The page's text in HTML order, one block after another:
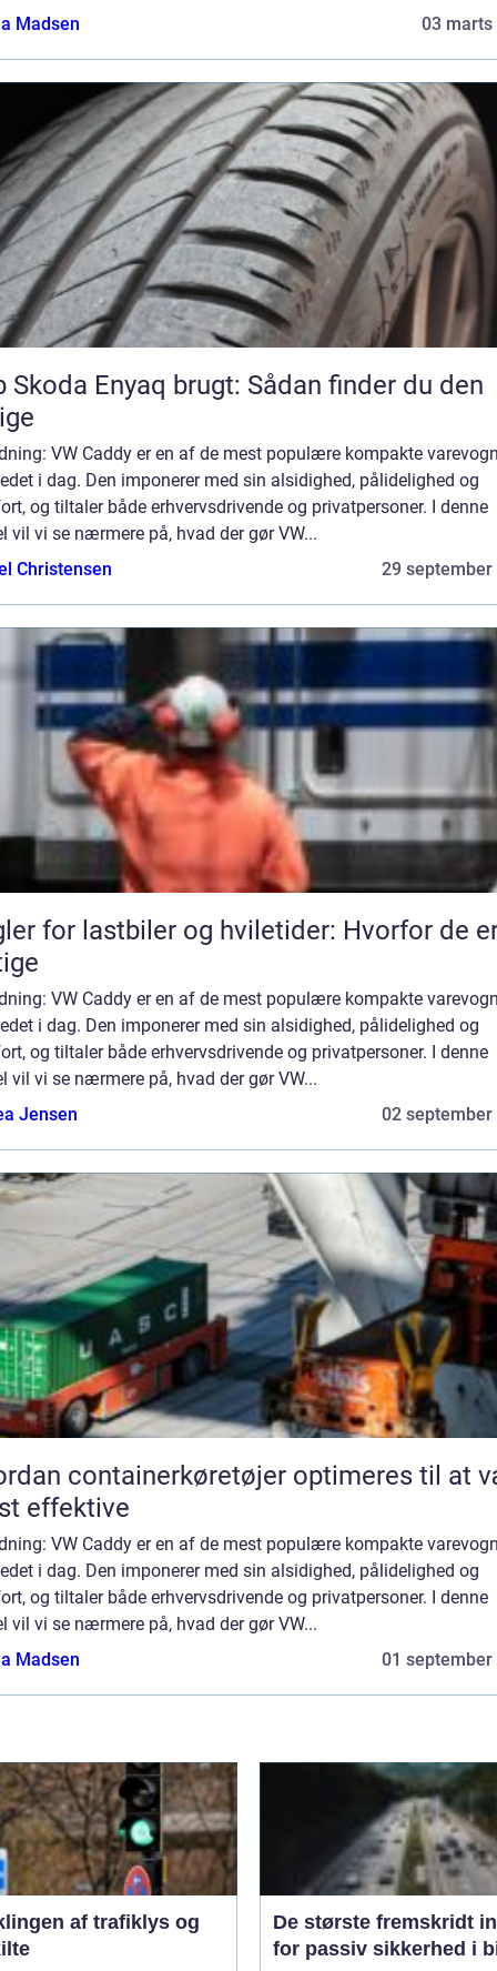
Madsen
03 marts
Skoda Enyaq brugt: Sådan finder du den
VW Caddy er en af de mest populære kompakte
i dag. Den imponerer med sin alsidighed, pålidelighed og
og tiltaler både erhvervsdrivende og privatpersoner. I denne
vil vi se nærmere på, hvad der gør VW...
Christensen
29 september
for lastbiler og hviletider: Hvorfor de
VW Caddy er en af de mest populære kompakte
i dag. Den imponerer med sin alsidighed, pålidelighed og
og tiltaler både erhvervsdrivende og privatpersoner. I denne
vil vi se nærmere på, hvad der gør VW...
Jensen
02 september
containerkøretøjer optimeres til at
effektive
VW Caddy er en af de mest populære kompakte
i dag. Den imponerer med sin alsidighed, pålidelighed og
og tiltaler både erhvervsdrivende og privatpersoner. I denne
vil vi se nærmere på, hvad der gør VW...
Madsen
01 september
af trafiklys og
De største fremskridt
for passiv sikkerhed i